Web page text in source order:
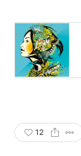
12